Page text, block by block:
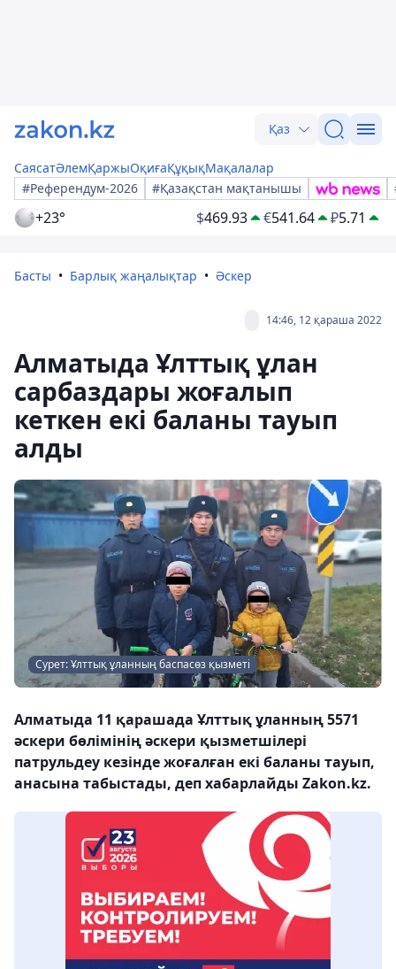
Қаз
СаясатӘлемҚаржыОқиғаҚұқықМақалалар
#Референдум-2026
#Қазақстан мақтанышы
+23° $469.93 €541.64 ₽5.71
Басты Барлық жаңалықтар Әскер
14:46, 12 қараша 2022
Алматыда Ұлттық ұлан
сарбаздары жоғалып
кеткен екі баланы тауып
алды
Сурет: Ұлттық ұланның баспасөз қызметі
Алматыда 11 қарашада Ұлттық ұланның 5571
әскери бөлімінің әскери қызметшілері
патрульдеу кезінде жоғалған екі баланы тауып,
анасына табыстады, деп хабарлайды Zakon.kz.